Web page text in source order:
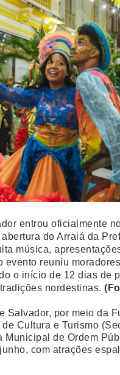
entrou oficialmente
do Arraiá da
música,
evento reuniu
o início de 12 dias de
nordestinas.
Salvador, por meio da
Cultura e Turismo
Municipal de Ordem
com atrações